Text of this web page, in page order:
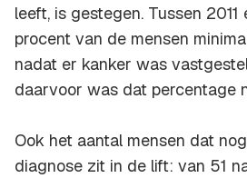
leeft, is gestegen. Tussen
procent van de mensen
nadat er kanker was
daarvoor was dat percentage
Ook het aantal mensen dat
diagnose zit in de lift: van 51